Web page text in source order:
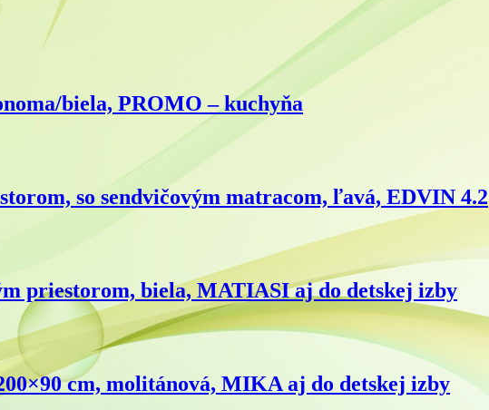
biela, PROMO – kuchyňa
so sendvičovým matracom, ľavá, EDVIN 4.2
priestorom, biela, MATIASI aj do detskej izby
cm, molitánová, MIKA aj do detskej izby